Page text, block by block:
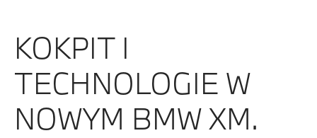
KOKPIT I
TECHNOLOGIE W
NOWYM BMW XM.